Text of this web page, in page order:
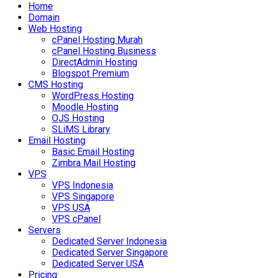
Home
Domain
Web Hosting
cPanel Hosting Murah
cPanel Hosting Business
DirectAdmin Hosting
Blogspot Premium
CMS Hosting
WordPress Hosting
Moodle Hosting
OJS Hosting
SLiMS Library
Email Hosting
Basic Email Hosting
Zimbra Mail Hosting
VPS
VPS Indonesia
VPS Singapore
VPS USA
VPS cPanel
Servers
Dedicated Server Indonesia
Dedicated Server Singapore
Dedicated Server USA
Pricing